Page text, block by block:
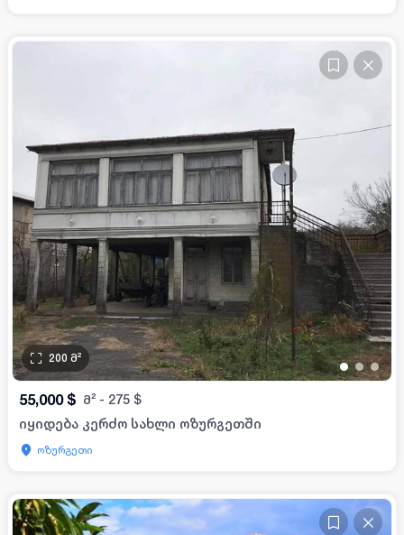
•••
200 მ²
55,000 $ მ² - 275 $
იყიდება კერძო სახლი ოზურგეთში
ოზურგეთი